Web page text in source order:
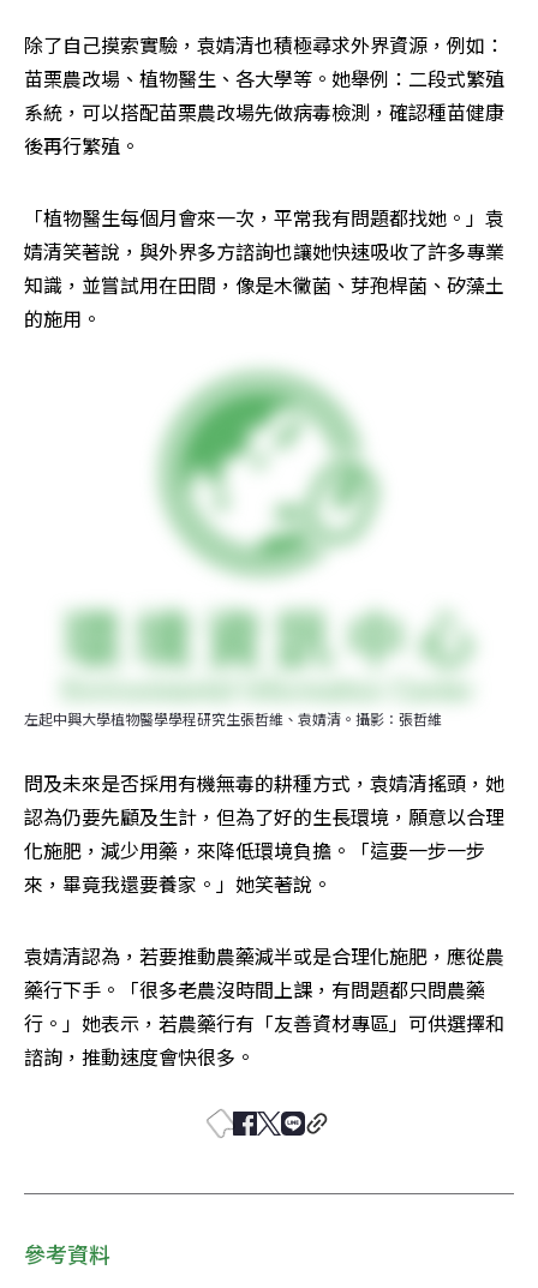
除了自己摸索實驗，袁婧清也積極尋求外界資源，例如：
苗栗農改場、植物醫生、各大學等。她舉例：二段式繁殖
系統，可以搭配苗栗農改場先做病毒檢測，確認種苗健康
後再行繁殖。
「植物醫生每個月會來一次，平常我有問題都找她。」袁
婧清笑著說，與外界多方諮詢也讓她快速吸收了許多專業
知識，並嘗試用在田間，像是木黴菌、芽孢桿菌、矽藻土
的施用。
左起中興大學植物醫學學程研究生張哲維、袁婧清。攝影：張哲維
問及未來是否採用有機無毒的耕種方式，袁婧清搖頭，她
認為仍要先顧及生計，但為了好的生長環境，願意以合理
化施肥，減少用藥，來降低環境負擔。「這要一步一步
來，畢竟我還要養家。」她笑著說。
袁婧清認為，若要推動農藥減半或是合理化施肥，應從農
藥行下手。「很多老農沒時間上課，有問題都只問農藥
行。」她表示，若農藥行有「友善資材專區」可供選擇和
諮詢，推動速度會快很多。
參考資料